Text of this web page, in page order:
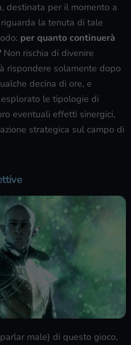
destinata per il momento a
riguarda la tenuta di tale
per quanto continuerà
Non rischia di divenire
rispondere solamente dopo
decina di ore, e
le tipologie di
eventuali effetti sinergici,
strategica sul campo di
male) di questo gioco,